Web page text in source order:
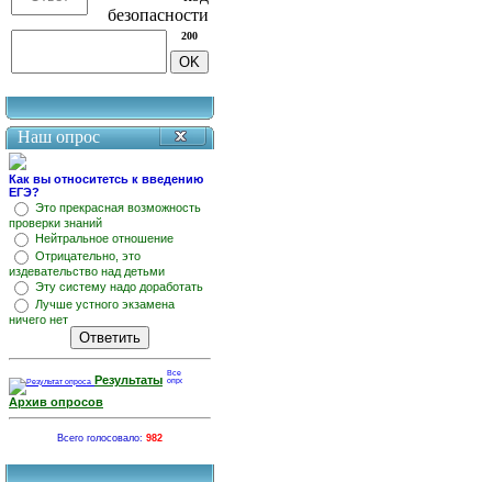
200
Наш опрос
Как вы относитетсь к введению
ЕГЭ?
Это прекрасная возможность
проверки знаний
Нейтральное отношение
Отрицательно, это
издевательство над детьми
Эту систему надо доработать
Лучше устного экзамена
ничего нет
Результаты
Архив опросов
Всего голосовало: 982